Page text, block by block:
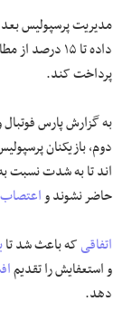
مدیریت پرسپولیس
داده تا ۱۵
پرداخت کند.
به گزارش پارس فوتبال
اند تا به شدت نسبت
حاضر نشوند واعتصاب
اتفاقیکه باعث شد تا
و استعفایش را تقدیم
دهد.